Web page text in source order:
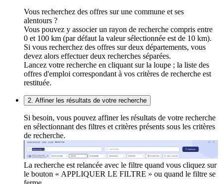
Vous recherchez des offres sur une commune et ses
alentours ?
Vous pouvez y associer un rayon de recherche compris entre
0 et 100 km (par défaut la valeur sélectionnée est de 10 km).
Si vous recherchez des offres sur deux départements, vous
devez alors effectuer deux recherches séparées.
Lancez votre recherche en cliquant sur la loupe ; la liste des
offres d'emploi correspondant à vos critères de recherche est
restituée.
2. Affiner les résultats de votre recherche
Si besoin, vous pouvez affiner les résultats de votre recherche
en sélectionnant des filtres et critères présents sous les critères
de recherche.
La recherche est relancée avec le filtre quand vous cliquez sur
le bouton « APPLIQUER LE FILTRE » ou quand le filtre se